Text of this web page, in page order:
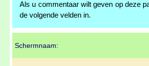
Als u commentaar wilt geven op deze
de volgende velden in.
Schermnaam: